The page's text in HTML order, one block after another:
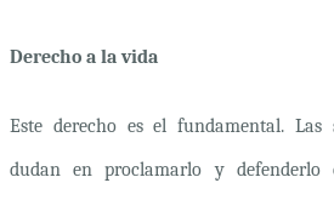
Derecho a la vida
Este derecho es el fundamental. Las
dudan en proclamarlo y